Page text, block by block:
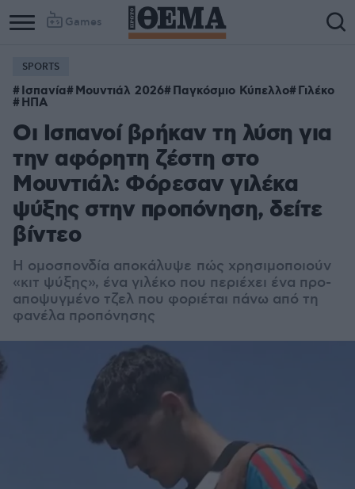
Games
SPORTS
Ισπανία Μουντιάλ 2026 Παγκόσμιο Κύπελλο Γιλέκο
ΗΠΑ
Οι Ισπανοί βρήκαν τη λύση για
την αφόρητη ζέστη στο
Μουντιάλ: Φόρεσαν γιλέκα
ψύξης στην προπόνηση, δείτε
βίντεο
Η ομοσπονδία αποκάλυψε πώς χρησιμοποιούν
«κιτ ψύξης», ένα γιλέκο που περιέχει ένα προ-
αποψυγμένο τζελ που φοριέται πάνω από τη
φανέλα προπόνησης